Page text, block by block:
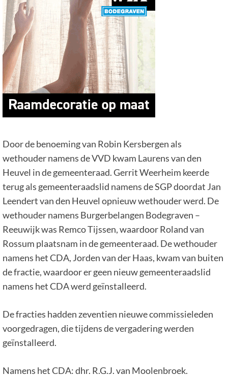
Door de benoeming van Robin Kersbergen als
wethouder namens de VVD kwam Laurens van den
Heuvel in de gemeenteraad. Gerrit Weerheim keerde
terug als gemeenteraadslid namens de SGP doordat Jan
Leendert van den Heuvel opnieuw wethouder werd. De
wethouder namens Burgerbelangen Bodegraven –
Reeuwijk was Remco Tijssen, waardoor Roland van
Rossum plaatsnam in de gemeenteraad. De wethouder
namens het CDA, Jorden van der Haas, kwam van buiten
de fractie, waardoor er geen nieuw gemeenteraadslid
namens het CDA werd geïnstalleerd.
De fracties hadden zeventien nieuwe commissieleden
voorgedragen, die tijdens de vergadering werden
geïnstalleerd.
Namens het CDA: dhr. R.G.J. van Moolenbroek.